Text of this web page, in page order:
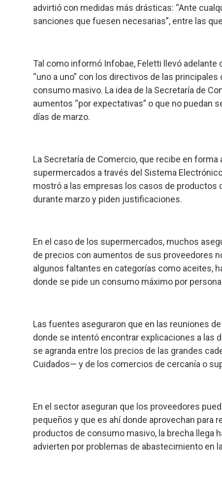
advirtió con medidas más drásticas: “Ante
sanciones que fuesen necesarias”, entre las
Tal como informó Infobae, Feletti llevó
“uno a uno” con los directivos de las
consumo masivo. La idea de la Secretaría de
aumentos “por expectativas” o que no
días de marzo.
La Secretaría de Comercio, que recibe en
supermercados a través del Sistema
mostró a las empresas los casos de
durante marzo y piden justificaciones.
En el caso de los supermercados, muchos
de precios con aumentos de sus proveedores
algunos faltantes en categorías como aceites,
donde se pide un consumo máximo por
Las fuentes aseguraron que en las reuniones
donde se intentó encontrar explicaciones a las
se agranda entre los precios de las grandes
Cuidados— y de los comercios de cercanía o
En el sector aseguran que los proveedores
pequeños y que es ahí donde aprovechan para
productos de consumo masivo, la brecha llega
advierten por problemas de abastecimiento en